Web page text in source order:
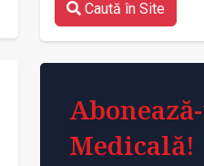
Caută în Site
Medicală!